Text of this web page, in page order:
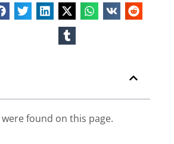
found on this page.